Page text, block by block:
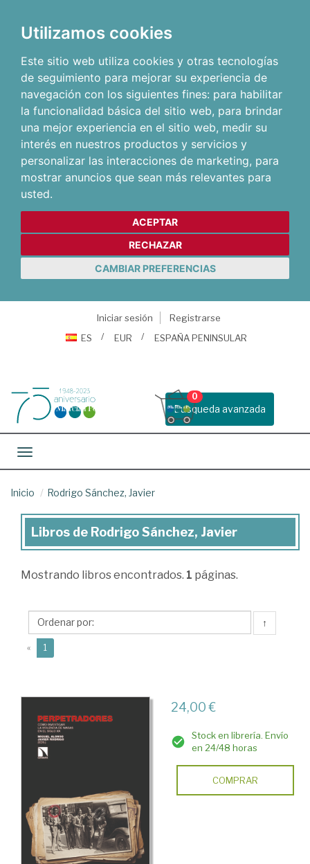
Utilizamos cookies
Este sitio web utiliza cookies y otras tecnologías
de seguimiento para mejorar su experiencia de
navegación con los siguientes fines: para habilitar
la funcionalidad básica del sitio web, para brindar
una mejor experiencia en el sitio web, medir su
interés en nuestros productos y servicios y
personalizar las interacciones de marketing, para
mostrar anuncios que sean más relevantes para
usted.
ACEPTAR
RECHAZAR
CAMBIAR PREFERENCIAS
Iniciar sesión
Registrarse
ES
EUR ESPAÑA PENINSULAR
Busqueda avanzada
0
Toggle navigation
Inicio Rodrigo Sánchez, Javier
Libros
Rodrigo
Javier
Libros de Rodrigo Sánchez, Javier
Mostrando libros encontrados. 1 páginas.
↑
« 1
24,00 €
Stock en librería. Envío
en 24/48 horas
COMPRAR